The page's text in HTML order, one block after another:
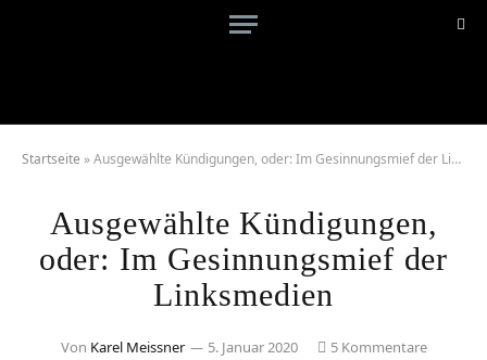
Startseite »Ausgewählte Kündigungen, oder: Im Gesinnungsmief der Linksmedien
Ausgewählte Kündigungen,
oder: Im Gesinnungsmief der
Linksmedien
Von Karel Meissner 5. Januar 2020 5 Kommentare